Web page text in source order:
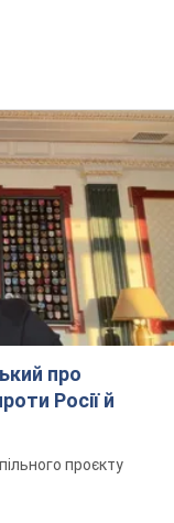
про
Росії й
проєкту